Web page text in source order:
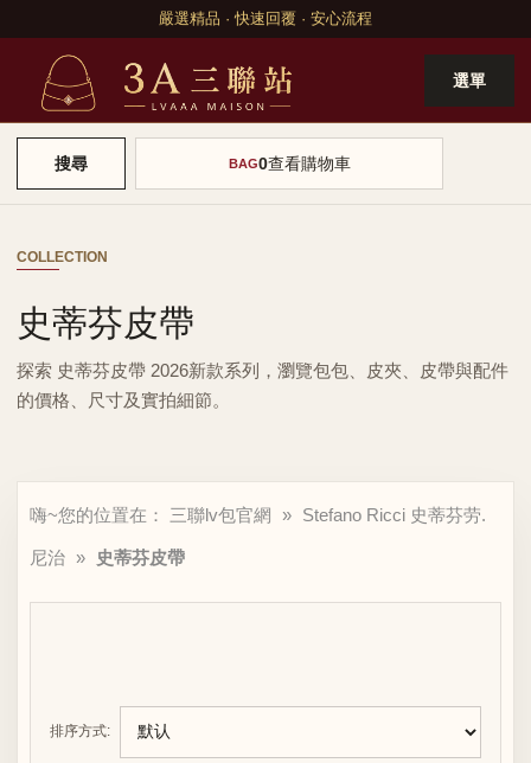
嚴選精品 · 快速回覆 · 安心流程
選單
搜尋 BAG0查看購物車
COLLECTION
史蒂芬皮帶
探索 史蒂芬皮帶 2026新款系列，瀏覽包包、皮夾、皮帶與配件
的價格、尺寸及實拍細節。
嗨~您的位置在： 三聯lv包官網 » Stefano Ricci 史蒂芬劳.
尼治 » 史蒂芬皮帶
排序方式: